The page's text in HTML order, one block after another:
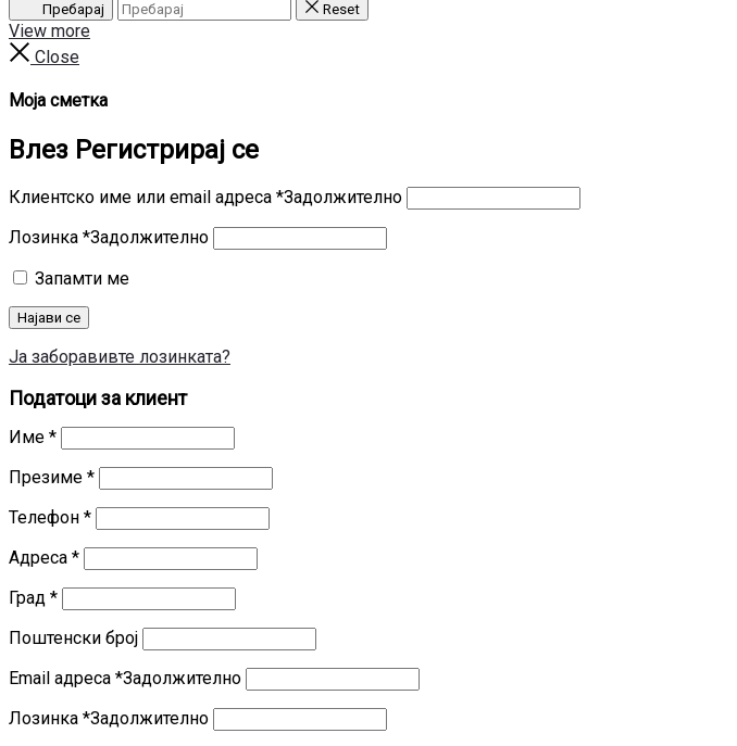
Пребарај Reset
View more
Close
Моја сметка
Влез Регистрирај се
Клиентско име или email адреса *Задолжително
Лозинка *Задолжително
Запамти ме
Најави се
Ја заборавивте лозинката?
Податоци за клиент
Име *
Презиме *
Телефон *
Адреса *
Град *
Поштенски број
Email адреса *Задолжително
Лозинка *Задолжително